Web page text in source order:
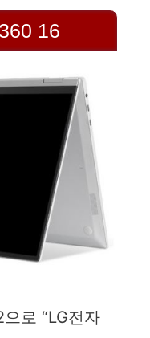
16
로 “LG전자